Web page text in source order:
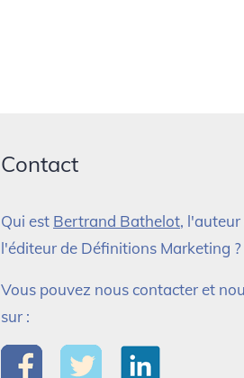
Contact
Qui est Bertrand Bathelot, l'auteur
l'éditeur de Définitions Marketing ?
Vous pouvez nous contacter et
sur :